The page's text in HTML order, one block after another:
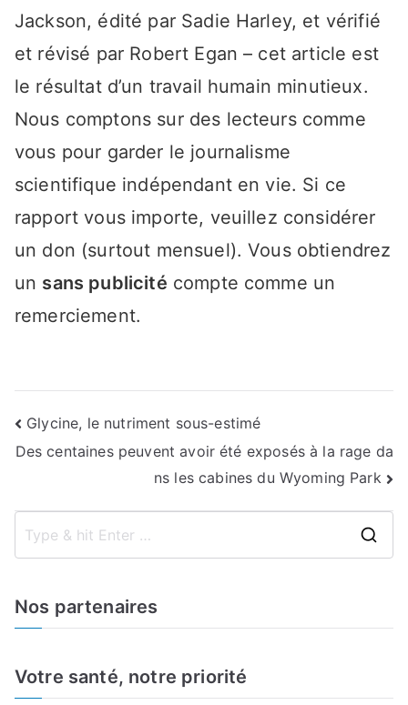
Jackson, édité par Sadie Harley, et vérifié
et révisé par Robert Egan – cet article est
le résultat d’un travail humain minutieux.
Nous comptons sur des lecteurs comme
vous pour garder le journalisme
scientifique indépendant en vie. Si ce
rapport vous importe, veuillez considérer
un don (surtout mensuel). Vous obtiendrez
un sans publicité compte comme un
remerciement.
Navigation
de
l’article
Glycine, le nutriment sous-estimé
Des centaines peuvent avoir été exposés à la rage da
ns les cabines du Wyoming Park
f
Nos partenaires
Votre santé, notre priorité